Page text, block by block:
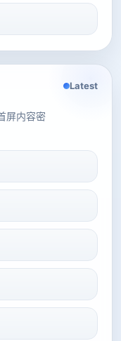
屏内容密
Latest